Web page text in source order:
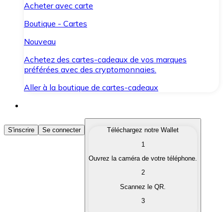
Acheter avec carte
Boutique - Cartes
Nouveau
Achetez des cartes-cadeaux de vos marques
préférées avec des cryptomonnaies.
Aller à la boutique de cartes-cadeaux
Acheter des Cryptomonnaies
Achetez les cryptomonnaies qui vous intéressent
Convertissez vos cryptomonnaies en monnaie
S'inscrire Se connecter
Téléchargez notre Wallet
1
Ouvrez la caméra de votre téléphone.
2
Scannez le QR.
3